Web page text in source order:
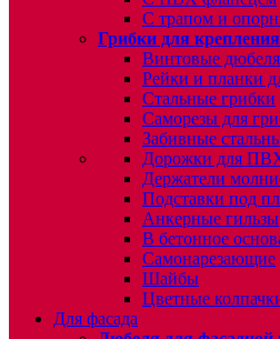
С трапом и
Грибки для
Винтовые дюбеля
Рейки и планки
Стальные грибки
Саморезы для
Забивные
Дорожки для
Держатели
Подставки под
Анкерные гильзы
В бетонное
Самонарезающие
Шайбы
Цветные
Для фасада